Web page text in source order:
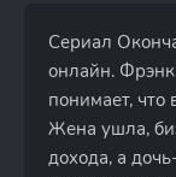
Сериал
онлайн. Фрэнк
понимает, что
Жена ушла,
дохода, а